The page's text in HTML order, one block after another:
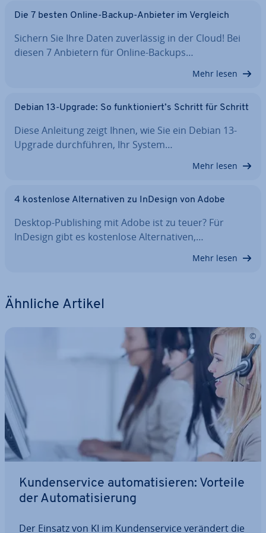
Die 7 besten Online-Backup-Anbieter im Vergleich
Sichern Sie Ihre Daten zu­ver­läs­sig in der Cloud! Bei
diesen 7 Anbietern für Online-Backups…
Mehr lesen
Debian 13-Upgrade: So funk­tio­niert’s Schritt für Schritt
Diese Anleitung zeigt Ihnen, wie Sie ein Debian 13-
Upgrade durch­füh­ren, Ihr System…
Mehr lesen
4 kos­ten­lo­se Al­ter­na­ti­ven zu InDesign von Adobe
Desktop-Pu­bli­shing mit Adobe ist zu teuer? Für
InDesign gibt es kos­ten­lo­se Al­ter­na­ti­ven,…
Mehr lesen
Ähnliche Artikel
Kun­den­ser­vice au­to­ma­ti­sie­ren: Vorteile
der Au­to­ma­ti­sie­rung
Der Einsatz von KI im Kun­den­ser­vice verändert die